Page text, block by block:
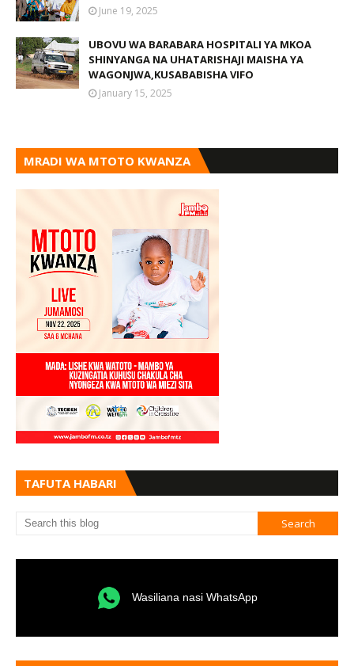
June 19, 2025
UBOVU WA BARABARA HOSPITALI YA MKOA
SHINYANGA NA UHATARISHAJI MAISHA YA
WAGONJWA,KUSABABISHA VIFO
January 15, 2025
MRADI WA MTOTO KWANZA
TAFUTA HABARI
Wasiliana nasi WhatsApp